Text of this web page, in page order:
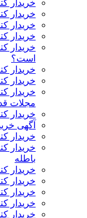
خریدار
خریدار
خریدار
خریدار
خریدار
است؟
خریدار
خریدار
خریدار
مجلات
خریدار
آگهی
خریدار
خریدار
باطله
خریدار
خریدار
خریدار
خریدار
خریدار